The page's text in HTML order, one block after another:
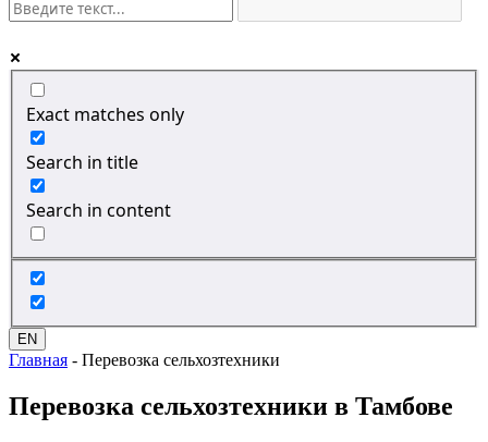
Exact matches only
Search in title
Search in content
EN
Главная - Перевозка сельхозтехники
Перевозка сельхозтехники в Тамбове